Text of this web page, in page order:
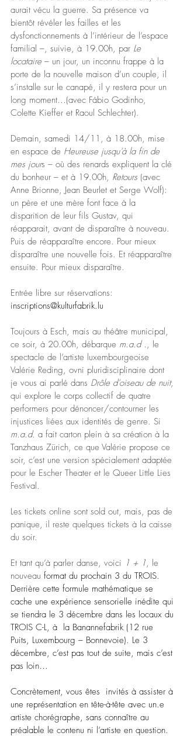
aurait vécu la guerre. Sa présence va
bientôt révéler les failles et les
dysfonctionnements à l’intérieur de l’espace
familial –, suivie, à 19.00h, par Le
locataire – un jour, un inconnu frappe à la
porte de la nouvelle maison d’un couple, il
s’installe sur le canapé, il y restera pour un
long moment…(avec Fábio Godinho,
Colette Kieffer et Raoul Schlechter).
Demain, samedi 14/11, à 18.00h, mise
en espace de Heureuse jusqu’à la fin de
mes jours – où des renards expliquent la clé
du bonheur – et à 19.00h, Retours (avec
Anne Brionne, Jean Beurlet et Serge Wolf):
un père et une mère font face à la
disparition de leur fils Gustav, qui
réapparait, avant de disparaître à nouveau.
Puis de réapparaître encore. Pour mieux
disparaître une nouvelle fois. Et réapparaître
ensuite. Pour mieux disparaître.
Entrée libre sur réservations:
inscriptions@kulturfabrik.lu
Toujours à Esch, mais au théâtre municipal,
ce soir, à 20.00h, débarque m.a.d . , le
spectacle de l’artiste luxembourgeoise
Valérie Reding, ovni pluridisciplinaire dont
je vous ai parlé dans Drôle d’oiseau de nuit,
qui explore le corps collectif de quatre
performers pour dénoncer/contourner les
injustices liées aux identités de genre. Si
m.a.d. a fait carton plein à sa création à la
Tanzhaus Zürich, ce que Valérie propose ce
soir, c’est une version spécialement adaptée
pour le Escher Theater et le Queer Little Lies
Festival.
Les tickets online sont sold out, mais, pas de
panique, il reste quelques tickets à la caisse
du soir.
Et tant qu’à parler danse, voici 1 + 1, le
nouveau format du prochain 3 du TROIS.
Derrière cette formule mathématique se
cache une expérience sensorielle inédite qui
se tiendra le 3 décembre dans les locaux du
TROIS C-L, à  la Banannefabrik (12 rue
Puits, Luxembourg – Bonnevoie). Le 3
décembre, c’est pas tout de suite, mais c’est
pas loin…
Concrètement, vous êtes  invités à assister à
une représentation en tête-à-tête avec un.e
artiste chorégraphe, sans connaître au
préalable le contenu ni l’artiste en question.